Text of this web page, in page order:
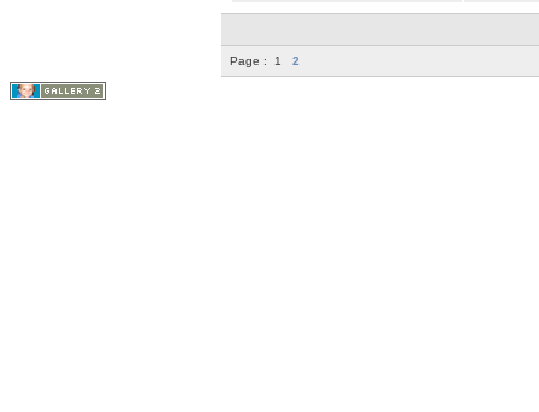
Page : 1 2